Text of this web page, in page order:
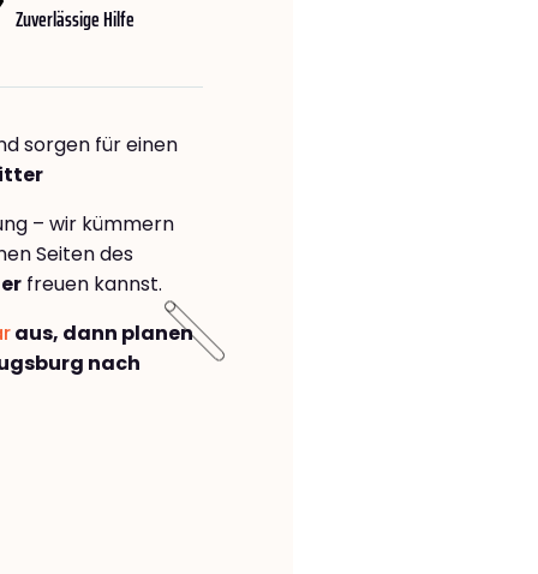
Zuverlässige Hilfe
sorgen für einen
– wir kümmern
Seiten des
freuen kannst.
aus, dann planen
nach